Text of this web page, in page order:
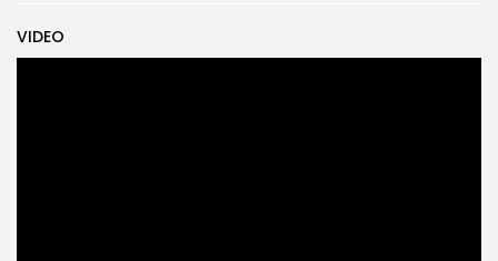
VIDEO